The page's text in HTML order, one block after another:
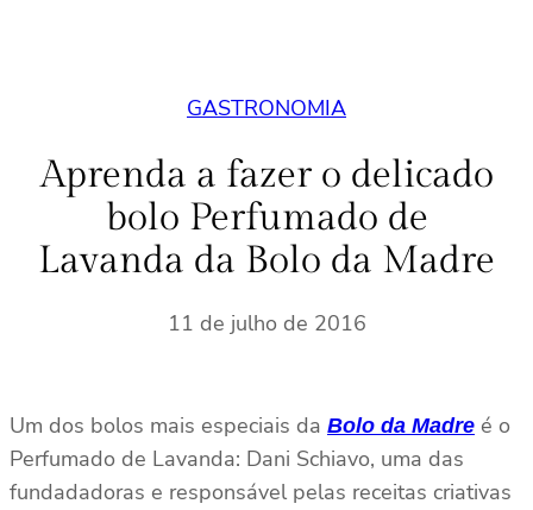
GASTRONOMIA
Aprenda a fazer o delicado
bolo Perfumado de
Lavanda da Bolo da Madre
11 de julho de 2016
Um dos bolos mais especiais da Bolo da Madre é o
Perfumado de Lavanda: Dani Schiavo, uma das
fundadadoras e responsável pelas receitas criativas